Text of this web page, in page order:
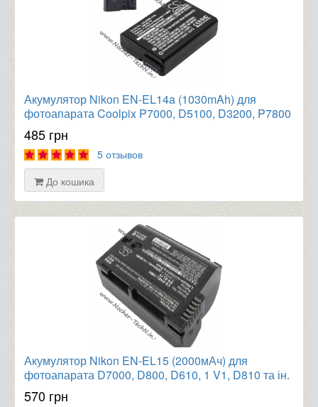
Акумулятор Nikon EN-EL14a (1030mAh) для
фотоапарата Coolpix P7000, D5100, D3200, P7800
485 грн
5 отзывов
До кошика
Акумулятор Nikon EN-EL15 (2000мАч) для
фотоапарата D7000, D800, D610, 1 V1, D810 та ін.
570 грн